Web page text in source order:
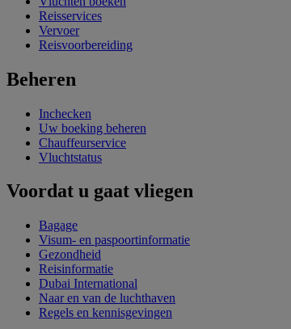
Reisservices
Vervoer
Reisvoorbereiding
Beheren
Inchecken
Uw boeking beheren
Chauffeurservice
Vluchtstatus
Voordat u gaat vliegen
Bagage
Visum- en paspoortinformatie
Gezondheid
Reisinformatie
Dubai International
Naar en van de luchthaven
Regels en kennisgevingen